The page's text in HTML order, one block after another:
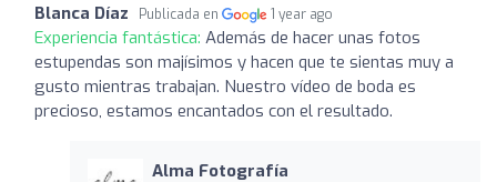
Blanca Díaz Publicada en 1 year ago
Experiencia fantástica: Además de hacer unas fotos
estupendas son majísimos y hacen que te sientas muy a
gusto mientras trabajan. Nuestro vídeo de boda es
precioso, estamos encantados con el resultado.
Alma Fotografía